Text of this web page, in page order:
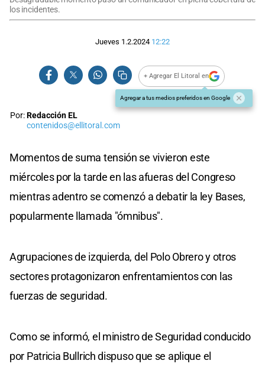
los incidentes.
Jueves 1.2.2024 12:22
+ Agregar El Litoral en
Agregar a tus medios preferidos en Google
Por:Redacción EL
contenidos@ellitoral.com
Momentos de suma tensión se vivieron este
miércoles por la tarde en las afueras del Congreso
mientras adentro se comenzó a debatir la ley Bases,
popularmente llamada "ómnibus".
Agrupaciones de izquierda, del Polo Obrero y otros
sectores protagonizaron enfrentamientos con las
fuerzas de seguridad.
Como se informó, el ministro de Seguridad conducido
por Patricia Bullrich dispuso que se aplique el